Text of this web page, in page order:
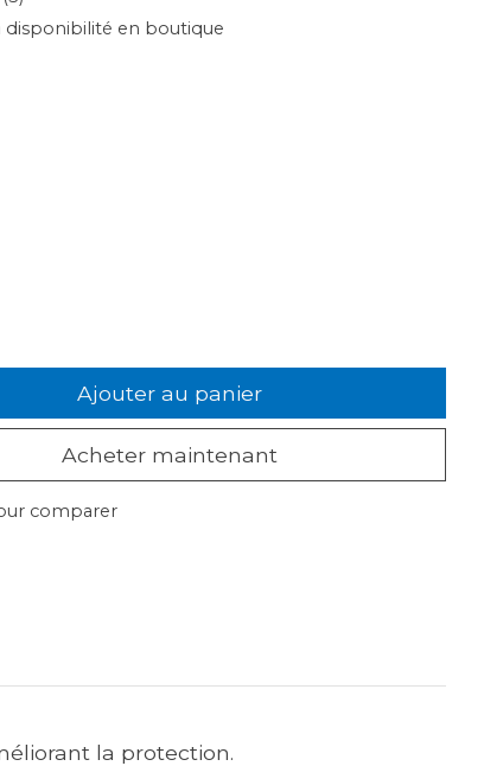
disponibilité en boutique
Ajouter au panier
Acheter maintenant
comparer
la protection.